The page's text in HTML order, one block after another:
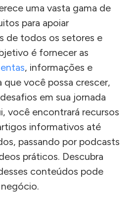
uma vasta gama de
para apoiar
de todos os setores e
é fornecer as
, informações e
que você possa crescer,
em sua jornada
você encontrará recursos
informativos até
passando por podcasts
práticos. Descubra
conteúdos pode